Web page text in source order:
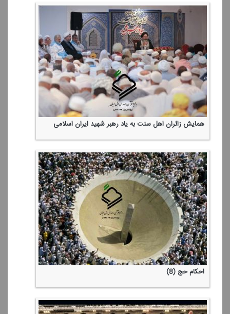
اعمال و آداب عید غدیر
اهل بیت برای همه ی عالمند نه فقط شیعیان!